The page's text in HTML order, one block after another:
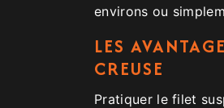
environs ou
LES
CREUSE
Pratiquer le filet